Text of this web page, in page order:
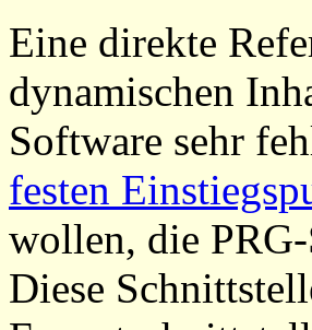
Eine direkte
dynamischen
Software sehr
festen
wollen, die
Diese